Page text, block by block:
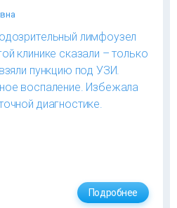
лимфоузел
клинике сказали – только
пункцию под УЗИ.
воспаление. Избежала
диагностике.
Подробнее